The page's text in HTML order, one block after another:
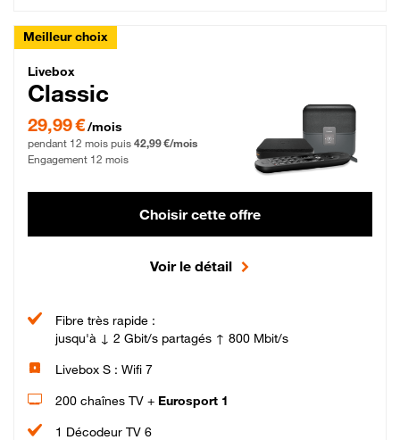
Meilleur choix
Livebox Classic Fibre
Livebox
Classic
29,99 € par mois pendant 12 mois puis 42,99 € par mois, Engagement 12 mois
29,99 €/mois
pendant 12 mois puis 42,99 €/mois
Engagement 12 mois
Choisir cette offre
Voir le détail
Fibre très rapide :
jusqu'à ↓ 2 Gbit/s partagés ↑ 800 Mbit/s
Livebox S : Wifi 7
200 chaînes TV + Eurosport 1
1 Décodeur TV 6